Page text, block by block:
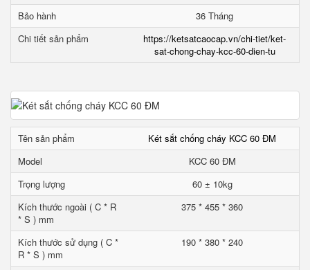
Bảo hành
36 Tháng
Chi tiết sản phẩm
https://ketsatcaocap.vn/chi-tiet/ket-
sat-chong-chay-kcc-60-dien-tu
Tên sản phẩm
Két sắt chống cháy KCC 60 ĐM
Model
KCC 60 ĐM
Trọng lượng
60 ± 10kg
Kích thước ngoài ( C * R
* S ) mm
375 * 455 * 360
Kích thước sử dụng ( C *
R * S ) mm
190 * 380 * 240